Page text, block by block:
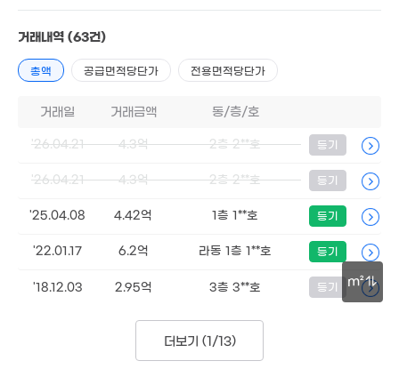
4.3억
35.5억
'13. 03
매물
'14. 04
m²
거래내역 (63건)
총액 공급면적당단가 전용면적당단가
거래일 거래금액 동/층/호
'26.04.21 4.3억 2층 2**호 등기
'26.04.21 4.3억 2층 2**호 등기
'25.04.08 4.42억 1층 1**호 등기
'22.01.17 6.2억 라동 1층 1**호 등기
'18.12.03 2.95억 3층 3**호 등기
더보기 (1/13)